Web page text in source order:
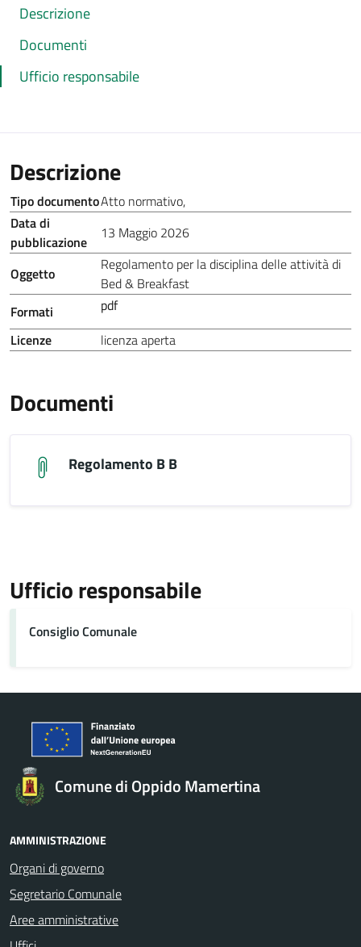
Descrizione
Documenti
Ufficio responsabile
Descrizione
Tipo documentoAtto normativo,
Data di
pubblicazione
13 Maggio 2026
Oggetto
Regolamento per la disciplina delle attività di
Bed & Breakfast
Formati
pdf
Licenze
licenza aperta
Documenti
Regolamento B B
Ufficio responsabile
Consiglio Comunale
Comune di Oppido Mamertina
AMMINISTRAZIONE
Organi di governo
Segretario Comunale
Aree amministrative